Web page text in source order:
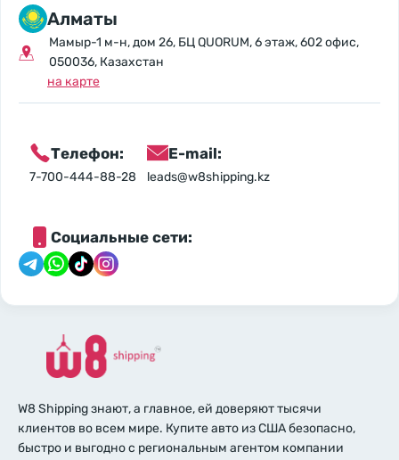
Алматы
Мамыр-1 м-н, дом 26, БЦ QUORUM, 6 этаж, 602 офис,
050036, Казахстан
на карте
Телефон:
7-700-444-88-28
E-mail:
leads@w8shipping.kz
Социальные сети:
W8 Shipping знают, а главное, ей доверяют тысячи
клиентов во всем мире. Купите авто из США безопасно,
быстро и выгодно с региональным агентом компании